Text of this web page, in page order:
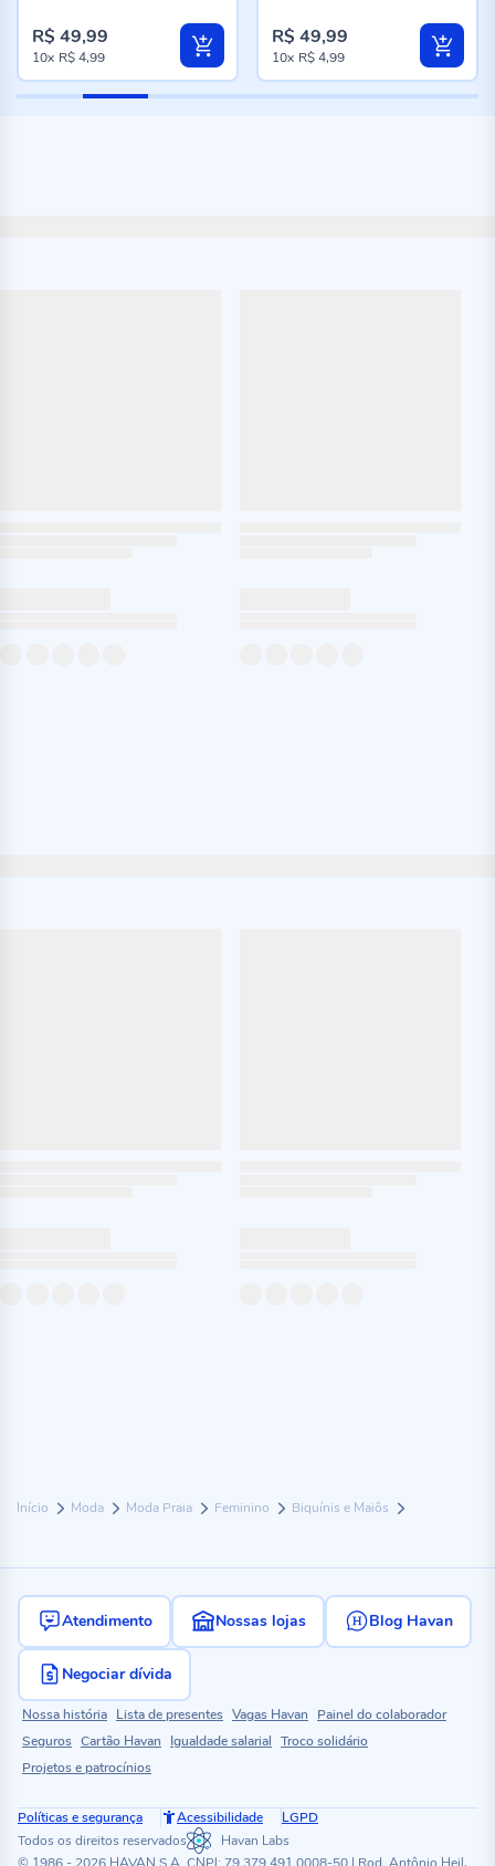
Início Moda Moda Praia Feminino Biquínis e Maiôs
R$ 49,99
10x R$ 4,99
R$ 49,99
10x R$ 4,99
Atendimento Nossas lojas Blog Havan
Negociar dívida
Nossa história Lista de presentes Vagas Havan
Painel do colaborador
Seguros Cartão Havan Igualdade salarial Troco solidário
Projetos e patrocínios
Políticas e segurança Acessibilidade
LGPD
Todos os direitos reservados
Havan Labs